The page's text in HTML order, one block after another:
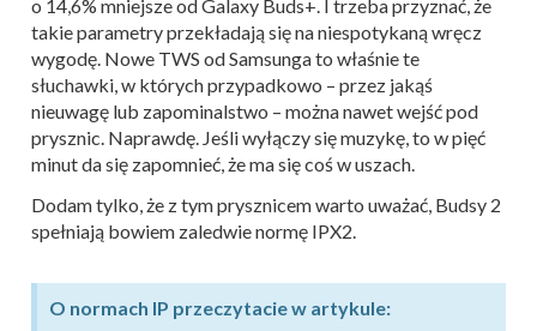
o 14,6% mniejsze od Galaxy Buds+. I trzeba przyznać, że
takie parametry przekładają się na niespotykaną wręcz
wygodę. Nowe TWS od Samsunga to właśnie te
słuchawki, w których przypadkowo – przez jakąś
nieuwagę lub zapominalstwo – można nawet wejść pod
prysznic. Naprawdę. Jeśli wyłączy się muzykę, to w pięć
minut da się zapomnieć, że ma się coś w uszach.
Dodam tylko, że z tym prysznicem warto uważać, Budsy 2
spełniają bowiem zaledwie normę IPX2.
O normach IP przeczytacie w artykule: